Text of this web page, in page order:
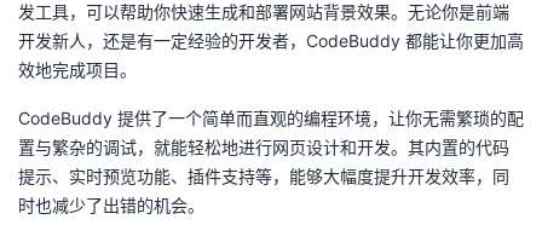
者
学
堂
我
支
持
发工具，可以帮助你快速生成和部署网站背景效果。无论你是前端
开发新人，还是有一定经验的开发者，CodeBuddy 都能让你更加高
效地完成项目。
CodeBuddy 提供了一个简单而直观的编程环境，让你无需繁琐的配
置与繁杂的调试，就能轻松地进行网页设计和开发。其内置的代码
提示、实时预览功能、插件支持等，能够大幅度提升开发效率，同
时也减少了出错的机会。